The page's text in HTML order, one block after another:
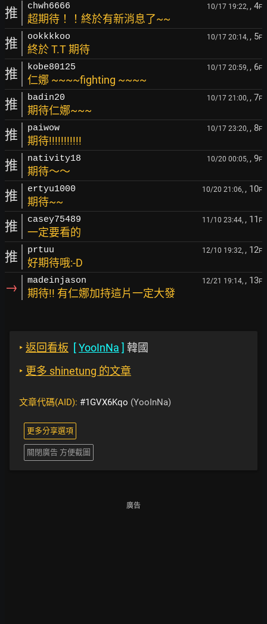
推 chwh6666 10/17 19:22, , 4F
超期待！！終於有新消息了~~
推 ookkkkoo 10/17 20:14, , 5F
終於 T.T 期待
推 kobe80125 10/17 20:59, , 6F
仁娜 ~~~~fighting ~~~~
推 badin20 10/17 21:00, , 7F
期待仁娜~~~
推 paiwow 10/17 23:20, , 8F
期待!!!!!!!!!!!
推 nativity18 10/20 00:05, , 9F
期待～～
推 ertyu1000 10/20 21:06, , 10F
期待~~
推 casey75489 11/10 23:44, , 11 F
一定要看的
推 prtuu 12/10 19:32, , 12F
好期待哦:-D
→ madeinjason 12/21 19:14, , 13F
期待!! 有仁娜加持這片一定大發
‣ 返回看板 [YooInNa ] 韓國
‣ 更多 shinetung 的文章
文章代碼(AID): #1GVX6Kqo (YooInNa)
更多分享選項
關閉廣告 方便截圖
廣告